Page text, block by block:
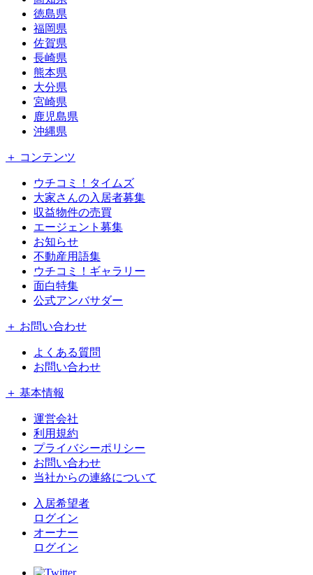
徳島県
福岡県
佐賀県
長崎県
熊本県
大分県
宮崎県
鹿児島県
沖縄県
＋ コンテンツ
ウチコミ！タイムズ
大家さんの入居者募集
収益物件の売買
エージェント募集
お知らせ
不動産用語集
ウチコミ！ギャラリー
面白特集
公式アンバサダー
＋ お問い合わせ
よくある質問
お問い合わせ
＋ 基本情報
運営会社
利用規約
プライバシーポリシー
お問い合わせ
当社からの連絡について
入居希望者
ログイン
オーナー
ログイン